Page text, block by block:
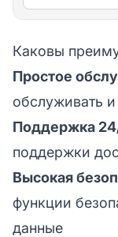
Каковы
Простое
обслуживать
Поддержка
поддержки
Высокая
функции
данные